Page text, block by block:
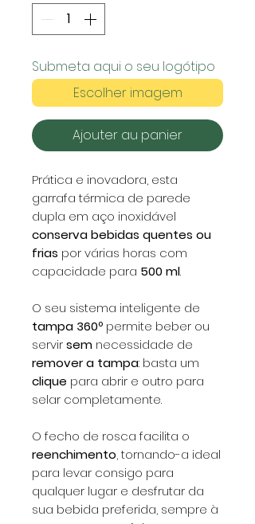
Submeta aqui o seu logótipo
Escolher imagem
Ajouter au panier
Prática e inovadora, esta
garrafa térmica de parede
dupla em aço inoxidável
conserva bebidas quentes ou
frias por várias horas com
capacidade para 500 ml.
O seu sistema inteligente de
tampa 360º permite beber ou
servirsem necessidade de
remover a tampa: basta um
clique para abrir e outro para
selar completamente.
O fecho de rosca facilita o
reenchimento, tornando-a ideal
para levar consigo para
qualquer lugar e desfrutar da
sua bebida preferida, sempre à